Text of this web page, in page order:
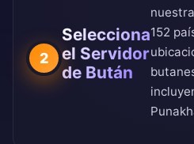
2
Selecciona
el Servidor
de Bután
nuestra
152